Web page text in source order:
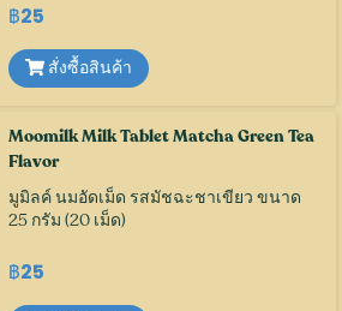
฿25
สั่งซื้อสินค้า
Moomilk Milk Tablet Matcha Green Tea
Flavor
มูมิลค์ นมอัดเม็ด รสมัชฉะชาเขียว ขนาด
25 กรัม (20 เม็ด)
฿25